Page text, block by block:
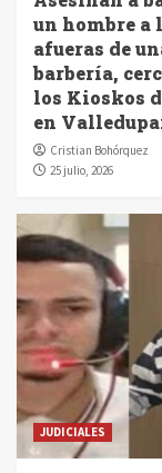
un hombre a
afueras de
barbería,
los Kioskos
en
Cristian Bohórquez
25 julio, 2026
JUDICIALES